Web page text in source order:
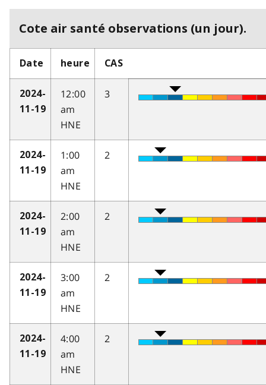
Cote air santé observations (un jour).
Date heure CAS
2024-
11-19
12:00
am
HNE
3
2024-
11-19
1:00
am
HNE
2
2024-
11-19
2:00
am
HNE
2
2024-
11-19
3:00
am
HNE
2
2024-
11-19
4:00
am
HNE
2